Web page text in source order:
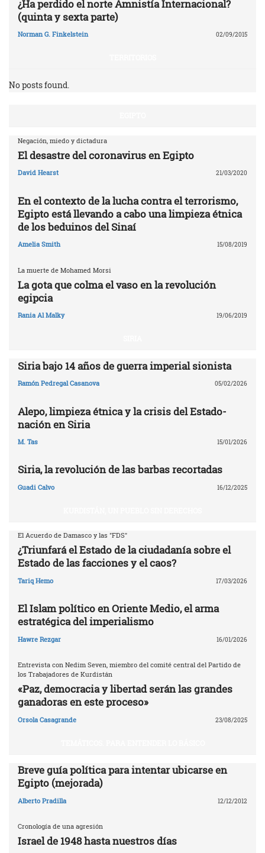
¿Ha perdido el norte Amnistía Internacional?
(quinta y sexta parte)
Norman G. Finkelstein 02/09/2015
No posts found.
Negación, miedo y dictadura
El desastre del coronavirus en Egipto
David Hearst 21/03/2020
En el contexto de la lucha contra el terrorismo,
Egipto está llevando a cabo una limpieza étnica
de los beduinos del Sinaí
Amelia Smith 15/08/2019
La muerte de Mohamed Morsi
La gota que colma el vaso en la revolución
egipcia
Rania Al Malky 19/06/2019
Siria bajo 14 años de guerra imperial sionista
Ramón Pedregal Casanova 05/02/2026
Alepo, limpieza étnica y la crisis del Estado-
nación en Siria
M. Tas 15/01/2026
Siria, la revolución de las barbas recortadas
Guadi Calvo 16/12/2025
El Acuerdo de Damasco y las "FDS"
¿Triunfará el Estado de la ciudadanía sobre el
Estado de las facciones y el caos?
Tariq Hemo 17/03/2026
El Islam político en Oriente Medio, el arma
estratégica del imperialismo
Hawre Rezgar 16/01/2026
Entrevista con Nedim Seven, miembro del comité central del Partido de
los Trabajadores de Kurdistán
«Paz, democracia y libertad serán las grandes
ganadoras en este proceso»
Orsola Casagrande 23/08/2025
Breve guía política para intentar ubicarse en
Egipto (mejorada)
Alberto Pradilla 12/12/2012
Cronología de una agresión
Israel de 1948 hasta nuestros días